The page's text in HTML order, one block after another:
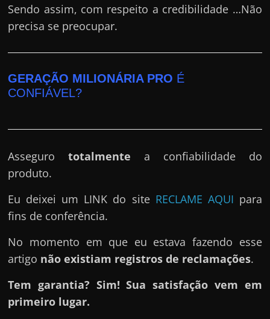
Sendo assim, com respeito a credibilidade …Não
precisa se preocupar.
GERAÇÃO MILIONÁRIA PRO É
CONFIÁVEL?
Assegurototalmente a confiabilidade do
produto.
Eu deixei um LINK do site RECLAME AQUI para
fins de conferência.
No momento em que eu estava fazendo esse
artigo não existiam registros de reclamações.
Tem garantia? Sim! Sua satisfação vem em
primeiro lugar.